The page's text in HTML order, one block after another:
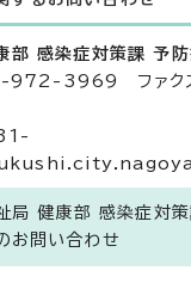
部 感染症対策課 予防
972-3969 ファク
局 健康部 感染症対
お問い合わせ